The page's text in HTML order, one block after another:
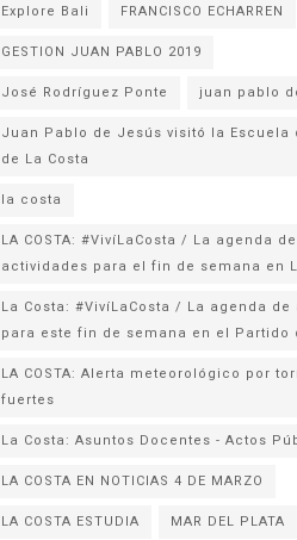
Explore Bali
FRANCISCO ECHARREN
GESTION JUAN PABLO 2019
José Rodríguez Ponte
juan pablo
Juan Pablo de Jesús visitó la Escuela
la costa
LA COSTA: #VivíLaCosta / La agenda de
actividades para el fin de semana en
La Costa: #VivíLaCosta / La agenda
para este fin de semana en el Partido
LA COSTA: Alerta meteorológico por
fuertes
La Costa: Asuntos Docentes - Actos
LA COSTA EN NOTICIAS 4 DE MARZO
LA COSTA ESTUDIA
MAR DEL PLATA